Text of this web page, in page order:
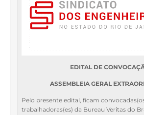
EDITAL DE
ASSEMBLEIA GERAL
Pelo presente edital, ficam
trabalhadoras(es) da Bureau Veritas do